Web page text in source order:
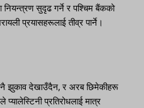
नियन्त्रण सुदृढ गर्ने र पश्चिम बैंकको
प्रयासहरूलाई तीव्र पार्ने।
झुकाव देखाउँदैन, र अरब छिमेकीहरू
प्रतिरोधलाई मात्र